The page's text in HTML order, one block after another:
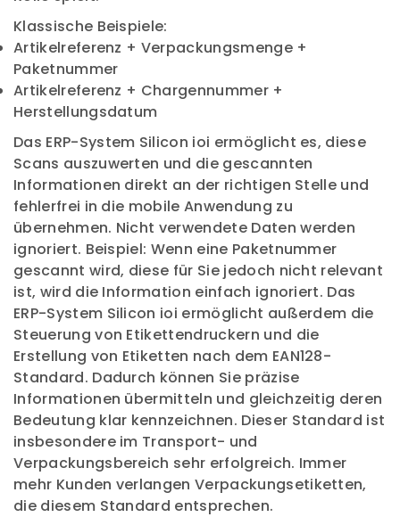
Klassische Beispiele:
Artikelreferenz + Verpackungsmenge +
Paketnummer
Artikelreferenz + Chargennummer +
Herstellungsdatum
Das ERP-System Silicon ioi ermöglicht es, diese
Scans auszuwerten und die gescannten
Informationen direkt an der richtigen Stelle und
fehlerfrei in die mobile Anwendung zu
übernehmen. Nicht verwendete Daten werden
ignoriert. Beispiel: Wenn eine Paketnummer
gescannt wird, diese für Sie jedoch nicht relevant
ist, wird die Information einfach ignoriert. Das
ERP-System Silicon ioi ermöglicht außerdem die
Steuerung von Etikettendruckern und die
Erstellung von Etiketten nach dem EAN128-
Standard. Dadurch können Sie präzise
Informationen übermitteln und gleichzeitig deren
Bedeutung klar kennzeichnen. Dieser Standard ist
insbesondere im Transport- und
Verpackungsbereich sehr erfolgreich. Immer
mehr Kunden verlangen Verpackungsetiketten,
die diesem Standard entsprechen.